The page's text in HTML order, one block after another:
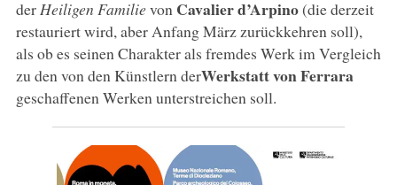
der Heiligen Familievon Cavalier d’Arpino(die derzeit
restauriert wird, aber Anfang März zurückkehren soll),
als ob es seinen Charakter als fremdes Werk im Vergleich
zu den von den Künstlern derWerkstatt von Ferrara
geschaffenen Werken unterstreichen soll.